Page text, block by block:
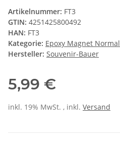
Artikelnummer: FT3
GTIN: 4251425800492
HAN: FT3
Kategorie: Epoxy Magnet Normal
Hersteller: Souvenir-Bauer
5,99 €
inkl. 19% MwSt. , inkl. Versand